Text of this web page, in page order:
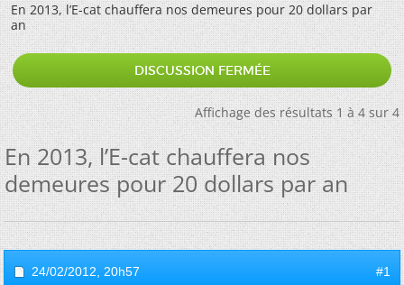
En 2013, l’E-cat chauffera nos demeures pour 20 dollars par
an
DISCUSSION FERMÉE
Affichage des résultats 1 à 4 sur 4
En 2013, l’E-cat chauffera nos
demeures pour 20 dollars par an
24/02/2012, 20h57 #1